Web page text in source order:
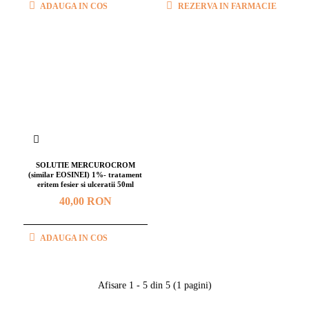
ADAUGA IN COS REZERVA IN FARMACIE
SOLUTIE MERCUROCROM
(similar EOSINEI) 1%- tratament
eritem fesier si ulceratii 50ml
40,00 RON
ADAUGA IN COS
Afisare 1 - 5 din 5 (1 pagini)